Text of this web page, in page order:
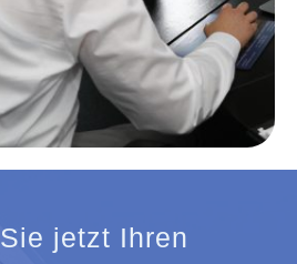
jetzt Ihren